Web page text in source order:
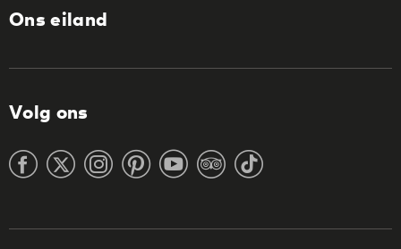
Ons eiland
Volg ons